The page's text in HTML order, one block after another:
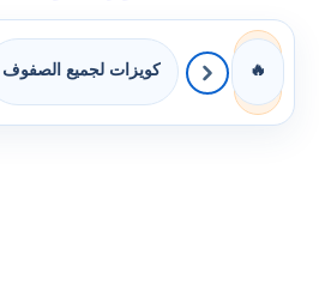
🔥 كويزات لجميع الصفوف